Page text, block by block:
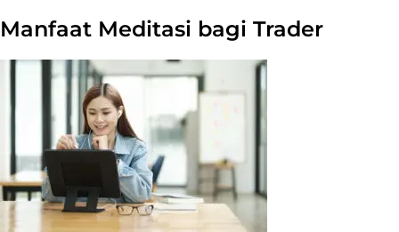
Manfaat Meditasi bagi Trader